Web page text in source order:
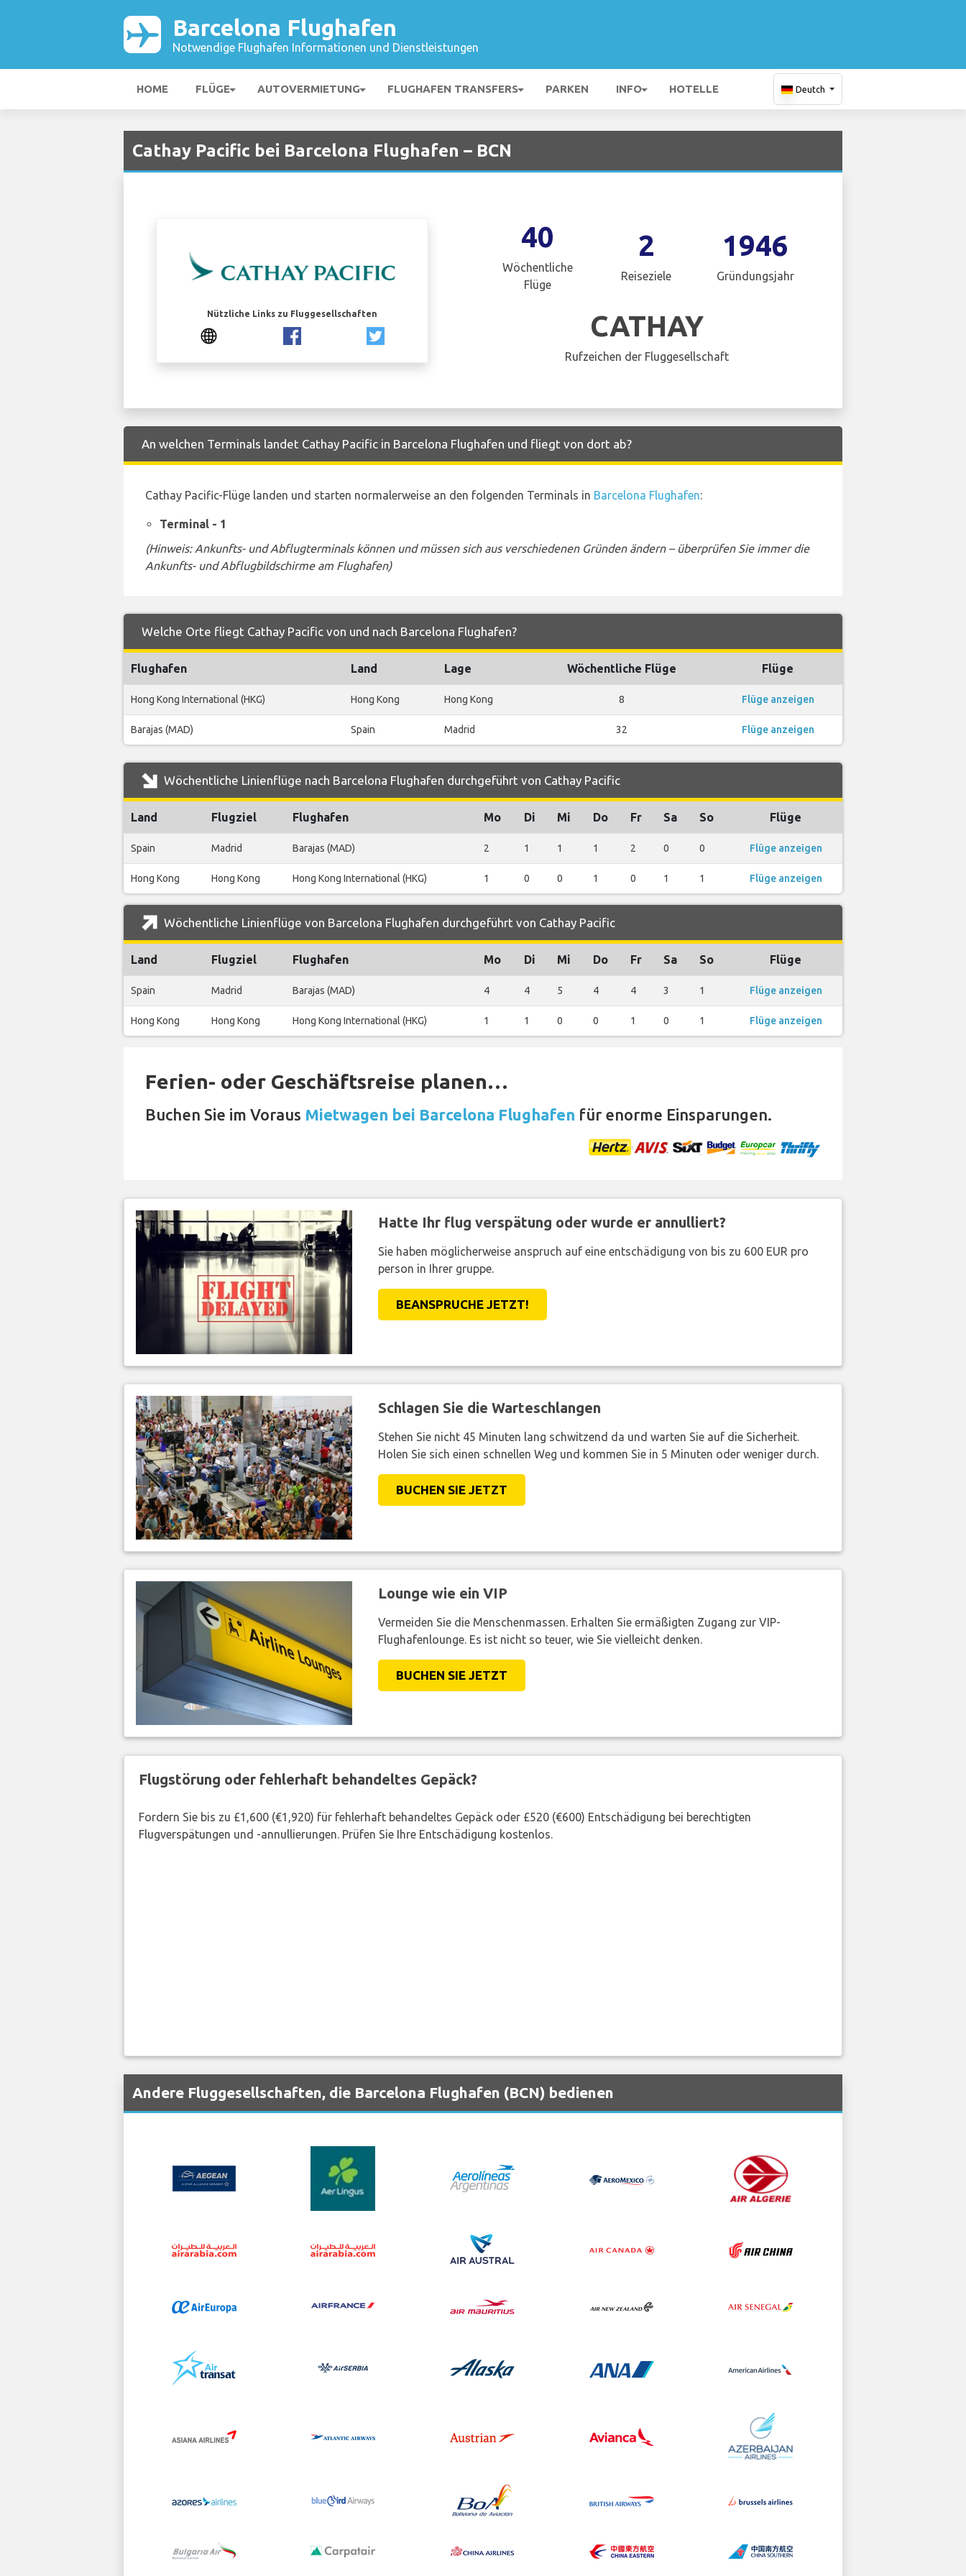
Barcelona Flughafen
Notwendige Flughafen Informationen und Dienstleistungen
HOME FLÜGE AUTOVERMIETUNG FLUGHAFEN TRANSFERS PARKEN INFO HOTELLE Deutch
Cathay Pacific bei Barcelona Flughafen – BCN
Nützliche Links zu Fluggesellschaften
40
Wöchentliche
Flüge
2
Reiseziele
1946
Gründungsjahr
CATHAY
Rufzeichen der Fluggesellschaft
An welchen Terminals landet Cathay Pacific in Barcelona Flughafen und fliegt von dort ab?
Cathay Pacific-Flüge landen und starten normalerweise an den folgenden Terminals in Barcelona Flughafen:
Terminal - 1
(Hinweis: Ankunfts- und Abflugterminals können und müssen sich aus verschiedenen Gründen ändern – überprüfen Sie immer die
Ankunfts- und Abflugbildschirme am Flughafen)
Welche Orte fliegt Cathay Pacific von und nach Barcelona Flughafen?
Flughafen Land Lage Wöchentliche Flüge Flüge
Hong Kong International (HKG) Hong Kong Hong Kong 8 Flüge anzeigen
Barajas (MAD) Spain Madrid 32 Flüge anzeigen
Wöchentliche Linienflüge nach Barcelona Flughafen durchgeführt von Cathay Pacific
Land Flugziel Flughafen Mo Di Mi Do Fr Sa So Flüge
Spain Madrid Barajas (MAD) 2 1 1 1 2 0 0 Flüge anzeigen
Hong Kong Hong Kong Hong Kong International (HKG) 1 0 0 1 0 1 1 Flüge anzeigen
Wöchentliche Linienflüge von Barcelona Flughafen durchgeführt von Cathay Pacific
Land Flugziel Flughafen Mo Di Mi Do Fr Sa So Flüge
Spain Madrid Barajas (MAD) 4 4 5 4 4 3 1 Flüge anzeigen
Hong Kong Hong Kong Hong Kong International (HKG) 1 1 0 0 1 0 1 Flüge anzeigen
Ferien- oder Geschäftsreise planen…
Buchen Sie im Voraus Mietwagen bei Barcelona Flughafen für enorme Einsparungen.
Hatte Ihr flug verspätung oder wurde er annulliert?
Sie haben möglicherweise anspruch auf eine entschädigung von bis zu 600 EUR pro
person in Ihrer gruppe.
BEANSPRUCHE JETZT!
Schlagen Sie die Warteschlangen
Stehen Sie nicht 45 Minuten lang schwitzend da und warten Sie auf die Sicherheit.
Holen Sie sich einen schnellen Weg und kommen Sie in 5 Minuten oder weniger durch.
BUCHEN SIE JETZT
Lounge wie ein VIP
Vermeiden Sie die Menschenmassen. Erhalten Sie ermäßigten Zugang zur VIP-
Flughafenlounge. Es ist nicht so teuer, wie Sie vielleicht denken.
BUCHEN SIE JETZT
Flugstörung oder fehlerhaft behandeltes Gepäck?
Fordern Sie bis zu £1,600 (€1,920) für fehlerhaft behandeltes Gepäck oder £520 (€600) Entschädigung bei berechtigten
Flugverspätungen und -annullierungen. Prüfen Sie Ihre Entschädigung kostenlos.
Andere Fluggesellschaften, die Barcelona Flughafen (BCN) bedienen